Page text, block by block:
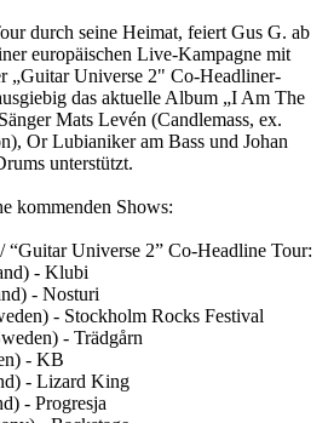
durch seine Heimat, feiert Gus G. ab
europäischen Live-Kampagne mit
„Guitar Universe 2" Co-Headliner-
das aktuelle Album „I Am The
Mats Levén (Candlemass, ex.
Or Lubianiker am Bass und Johan
unterstützt.
kommenden Shows:
Universe 2” Co-Headline Tour:
- Klubi
- Nosturi
- Stockholm Rocks Festival
- Trädgårn
- KB
- Lizard King
- Progresja